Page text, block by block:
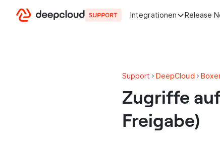
Integrationen Release
Support DeepCloud
Zugriffe
Freigabe)